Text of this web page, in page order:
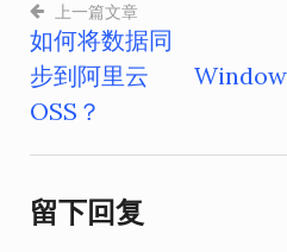
文
章
上一篇文章
如何将数据同
步到阿里云
OSS？
留下回复